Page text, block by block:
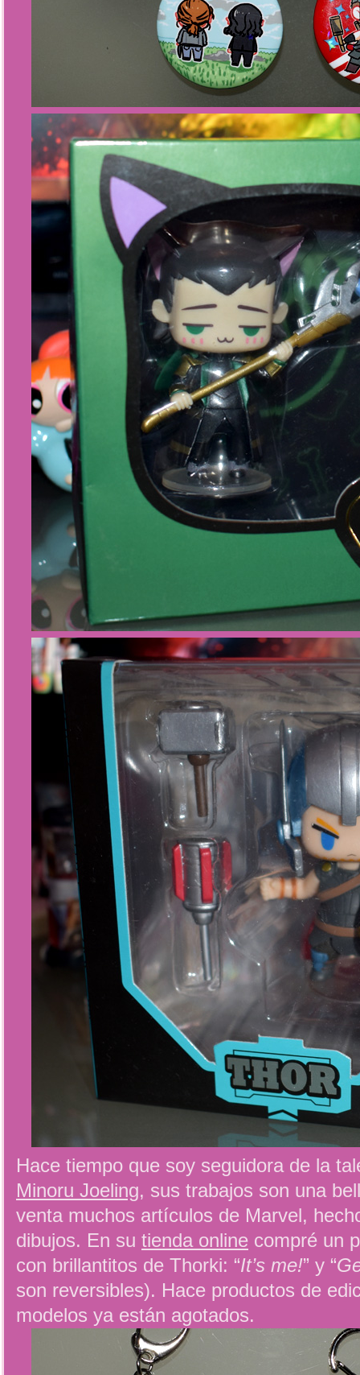
Hace tiempo que soy seguidora de la
Minoru Joeling, sus trabajos son una
venta muchos artículos de Marvel,
dibujos. En su tienda online compré un
con brillantitos de Thorki: “It’s me!” y “
son reversibles). Hace productos de
modelos ya están agotados.